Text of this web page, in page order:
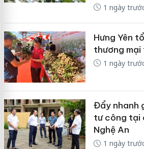
1 ngày
Hưng Yên
thương mại
1 ngày
Đẩy nhanh
tư công tại
Nghệ An
1 ngày